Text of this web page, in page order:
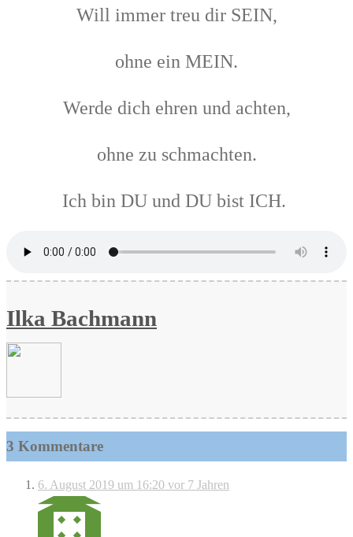
Will immer treu dir SEIN,
ohne ein MEIN.
Werde dich ehren und achten,
ohne zu schmachten.
Ich bin DU und DU bist ICH.
Ilka Bachmann
3 Kommentare
6. August 2019 um 16:20 vor 7 Jahren